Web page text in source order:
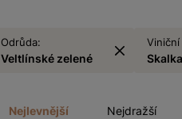
Odrůda:
Veltlínské zelené Skalka
Nejlevnější Nejdražší